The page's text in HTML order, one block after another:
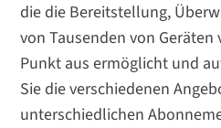
die die Bereitstellung,
von Tausenden von
Punkt aus ermöglicht und
Sie die verschiedenen
unterschiedlichen